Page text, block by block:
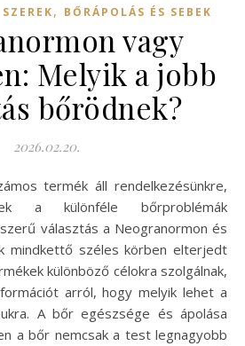
, BŐRÁPOLÁS ÉS SEBEK
vagy
Melyik a jobb
bőrödnek?
2026.02.20.
a különféle bőrproblémák
választás a Neogranormon és
mindkettő széles körben elterjedt
különböző célokra szolgálnak,
arról, hogy melyik lehet a
A bőr egészsége és ápolása
a bőr nemcsak a test legnagyobb